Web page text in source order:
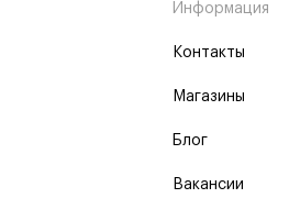
Информация
Контакты
Магазины
Блог
Вакансии